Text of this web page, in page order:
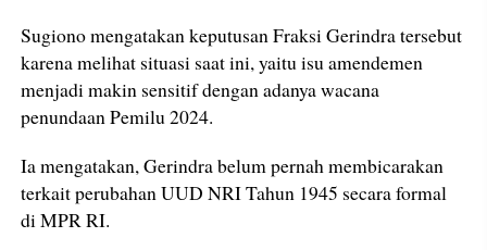
Sugiono mengatakan keputusan Fraksi Gerindra tersebut
karena melihat situasi saat ini, yaitu isu amendemen
menjadi makin sensitif dengan adanya wacana
penundaan Pemilu 2024.
Ia mengatakan, Gerindra belum pernah membicarakan
terkait perubahan UUD NRI Tahun 1945 secara formal
di MPR RI.